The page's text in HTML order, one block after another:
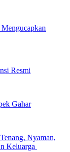
Resmi
Gahar
Nyaman,
Keluarga